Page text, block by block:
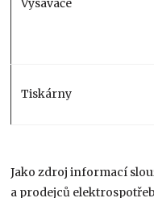
Tiskárny
Jako zdroj informací
a prodejců